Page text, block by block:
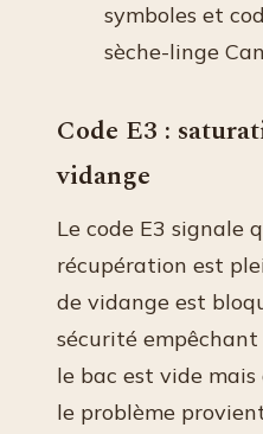
symboles et
sèche-linge
Code E3 :
vidange
Le code E3 signale
récupération est
de vidange est
sécurité empêchant
le bac est vide mais
le problème